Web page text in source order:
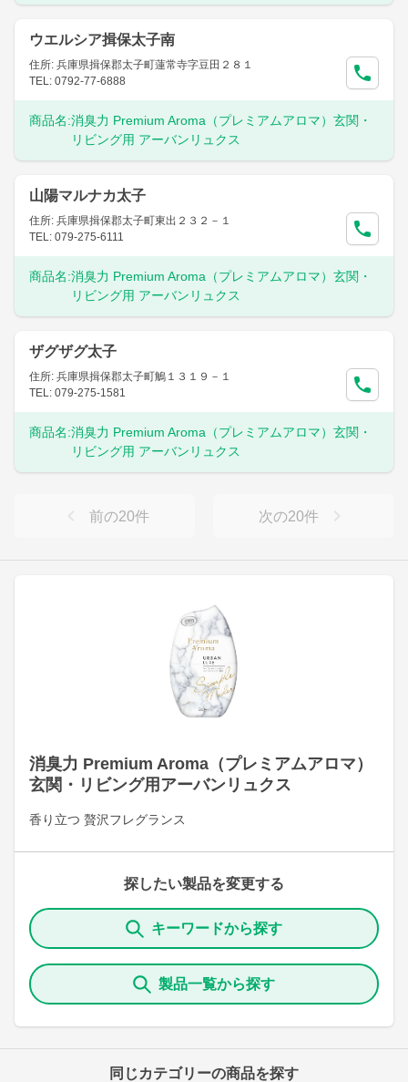
消臭力 Premium Aroma（プレミアムアロマ）
玄関・リビング用アーバンリュクス
香り立つ 贅沢フレグランス
探したい製品を変更する
キーワードから探す
製品一覧から探す
同じカテゴリーの商品を探す
ウエルシア揖保太子南
住所: 兵庫県揖保郡太子町蓮常寺字豆田２８１
TEL: 0792-77-6888
商品名:消臭力 Premium Aroma（プレミアムアロマ）玄関・
リビング用 アーバンリュクス
山陽マルナカ太子
住所: 兵庫県揖保郡太子町東出２３２－１
TEL: 079-275-6111
商品名:消臭力 Premium Aroma（プレミアムアロマ）玄関・
リビング用 アーバンリュクス
ザグザグ太子
住所: 兵庫県揖保郡太子町鵤１３１９－１
TEL: 079-275-1581
商品名:消臭力 Premium Aroma（プレミアムアロマ）玄関・
リビング用 アーバンリュクス
前の20件 次の20件